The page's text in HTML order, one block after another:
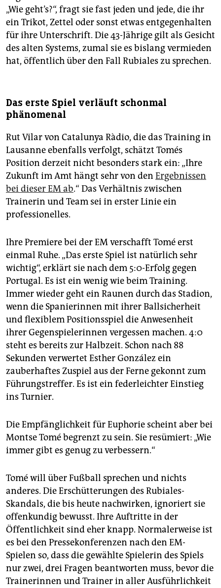
„Wie geht’s?“, fragt sie fast jeden und jede, die ihr
ein Trikot, Zettel oder sonst etwas entgegenhalten
für ihre Unterschrift. Die 43-Jährige gilt als Gesicht
des alten Systems, zumal sie es bislang vermieden
hat, öffentlich über den Fall Rubiales zu sprechen.
Das erste Spiel verläuft schonmal
phänomenal
Rut Vilar von Catalunya Ràdio, die das Training in
Lausanne ebenfalls verfolgt, schätzt Tomés
Position derzeit nicht besonders stark ein: „Ihre
Zukunft im Amt hängt sehr von den Ergebnissen
bei dieser EM ab.“ Das Verhältnis zwischen
Trainerin und Team sei in erster Linie ein
professionelles.
Ihre Premiere bei der EM verschafft Tomé erst
einmal Ruhe. „Das erste Spiel ist natürlich sehr
wichtig“, erklärt sie nach dem 5:0-Erfolg gegen
Portugal. Es ist ein wenig wie beim Training.
Immer wieder geht ein Raunen durch das Stadion,
wenn die Spanierinnen mit ihrer Ballsicherheit
und flexiblem Positionsspiel die Anwesenheit
ihrer Gegenspielerinnen vergessen machen. 4:0
steht es bereits zur Halbzeit. Schon nach 88
Sekunden verwertet Esther González ein
zauberhaftes Zuspiel aus der Ferne gekonnt zum
Führungstreffer. Es ist ein federleichter Einstieg
ins Turnier.
Die Empfänglichkeit für Euphorie scheint aber bei
Montse Tomé begrenzt zu sein. Sie resümiert: „Wie
immer gibt es genug zu verbessern.“
Tomé will über Fußball sprechen und nichts
anderes. Die Erschütterungen des Rubiales-
Skandals, die bis heute nachwirken, ignoriert sie
offenkundig bewusst. Ihre Auftritte in der
Öffentlichkeit sind eher knapp. Normalerweise ist
es bei den Pressekonferenzen nach den EM-
Spielen so, dass die gewählte Spielerin des Spiels
nur zwei, drei Fragen beantworten muss, bevor die
Trainerinnen und Trainer in aller Ausführlichkeit